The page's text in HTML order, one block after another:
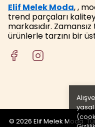
Elif Melek Moda, ,
trend parçaları
markasıdır.
ürünlerle tarzını bir
© 2026 Elif Melek Moda.